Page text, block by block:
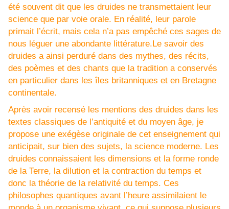
été souvent dit que les druides ne transmettaient leur
science que par voie orale. En réalité, leur parole
primait l’écrit, mais cela n’a pas empêché ces sages de
nous léguer une abondante littérature.Le savoir des
druides a ainsi perduré dans des mythes, des récits,
des poèmes et des chants que la tradition a conservés
en particulier dans les îles britanniques et en Bretagne
continentale.
Après avoir recensé les mentions des druides dans les
textes classiques de l’antiquité et du moyen âge, je
propose une exégèse originale de cet enseignement qui
anticipait, sur bien des sujets, la science moderne. Les
druides connaissaient les dimensions et la forme ronde
de la Terre, la dilution et la contraction du temps et
donc la théorie de la relativité du temps. Ces
philosophes quantiques avant l’heure assimilaient le